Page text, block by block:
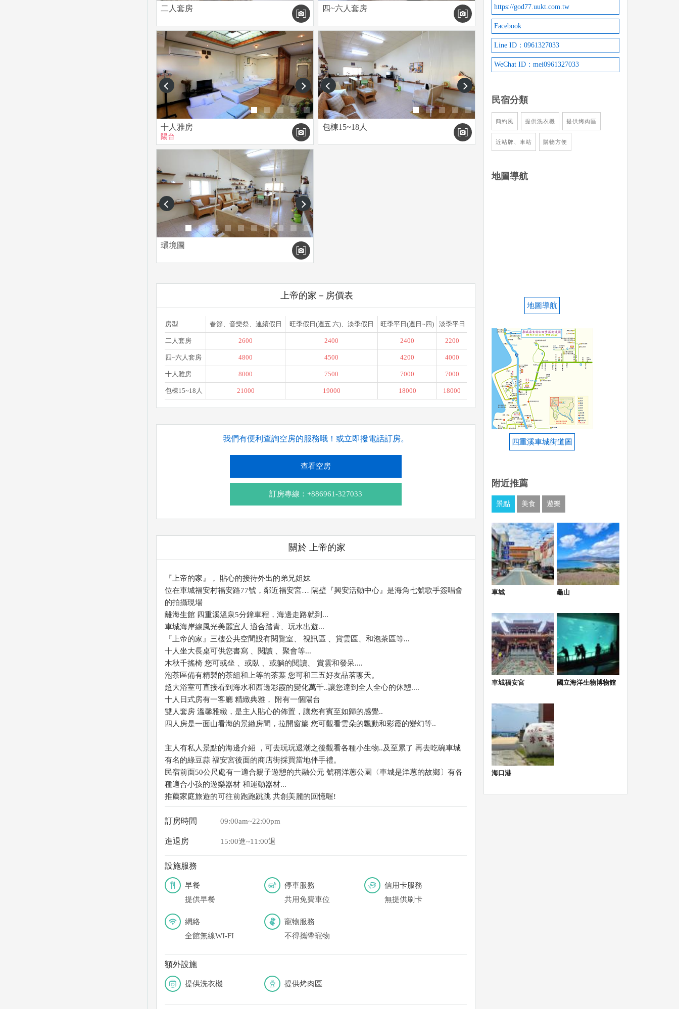
二人套房 四~六人套房
prev next
十人雅房
陽台
prev next
包棟15~18人
prev next
環境圖
上帝的家－房價表
房型 春節、音樂祭、連續假日 旺季假日(週五.六)、淡季假日 旺季平日(週日~四) 淡季平日
二人套房 2600 2400 2400 2200
四~六人套房 4800 4500 4200 4000
十人雅房 8000 7500 7000 7000
包棟15~18人 21000 19000 18000 18000
我們有便利查詢空房的服務哦！或立即撥電話訂房。
查看空房
訂房專線：+886961-327033
關於 上帝的家
『上帝的家』， 貼心的接待外出的弟兄姐妹
位在車城福安村福安路77號，鄰近福安宮… 隔壁『興安活動中心』是海角七號歌手簽唱會
的拍攝現場
離海生館 四重溪溫泉5分鐘車程，海邊走路就到...
車城海岸線風光美麗宜人 適合踏青、玩水出遊...
『上帝的家』三樓公共空間設有閱覽室、 視訊區 、賞雲區、和泡茶區等...
十人坐大長桌可供您書寫 、閱讀 、聚會等...
木秋千搖椅 您可或坐 、或臥 、或躺的閱讀、 賞雲和發呆....
泡茶區備有精製的茶組和上等的茶葉 您可和三五好友品茗聊天。
超大浴室可直接看到海水和西邊彩霞的變化萬千..讓您達到全人全心的休憩....
十人日式房有一客廳 精緻典雅， 附有一個陽台
雙人套房 溫馨雅緻，是主人貼心的佈置，讓您有賓至如歸的感覺..
四人房是一面山看海的景緻房間，拉開窗簾 您可觀看雲朵的飄動和彩霞的變幻等..
主人有私人景點的海邊介紹 ，可去玩玩退潮之後觀看各種小生物..及至累了 再去吃碗車城
有名的綠豆蒜 福安宮後面的商店街採買當地伴手禮。
民宿前面50公尺處有一適合親子遊憩的共融公元 號稱洋蔥公園〈車城是洋蔥的故鄉〕有各
種適合小孩的遊樂器材 和運動器材...
推薦家庭旅遊的可往前跑跑跳跳 共創美麗的回憶喔!
訂房時間 09:00am~22:00pm
進退房 15:00進~11:00退
設施服務
早餐
提供早餐
停車服務
共用免費車位
信用卡服務
無提供刷卡
網絡
全館無線WI-FI
寵物服務
不得攜帶寵物
額外設施
提供洗衣機 提供烤肉區
https://god77.uukt.com.tw
Facebook
Line ID：0961327033
WeChat ID：mei0961327033
民宿分類
簡約風 提供洗衣機 提供烤肉區
近站牌、車站 購物方便
地圖導航
地圖導航
四重溪車城街道圖
附近推薦
景點 美食 遊樂
車城 龜山
車城福安宮 國立海洋生物博物館
海口港